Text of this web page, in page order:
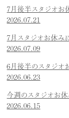
7月後半スタジオお
2026.07.21
7月スタジオお休み
2026.07.09
6月後半のスタジオ
2026.06.23
今週のスタジオお
2026.06.15